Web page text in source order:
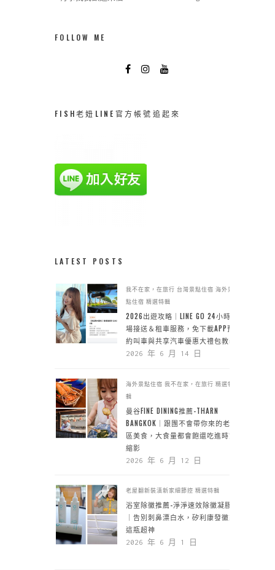
FOLLOW ME
FISH老妞LINE官方帳號追起來
LATEST POSTS
我不在家，在旅行 台灣景點住宿 海外景
點住宿 精選特輯
2026出遊攻略｜LINE GO 24小時機
場接送＆租車服務，免下載APP預
約叫車與共享汽車優惠大禮包教學
2026 年 6 月 14 日
海外景點住宿 我不在家，在旅行 精選特
輯
曼谷FINE DINING推薦-THARN
BANGKOK｜跟團不會帶你來的老城
區美食，大食量都會飽還吃進時空
縮影
2026 年 6 月 12 日
老屋翻新裝潢新家細節控 精選特輯
浴室除黴推薦-淨淨速效除黴凝膠
｜告別刺鼻漂白水，矽利康發黴靠
這瓶超神
2026 年 6 月 1 日